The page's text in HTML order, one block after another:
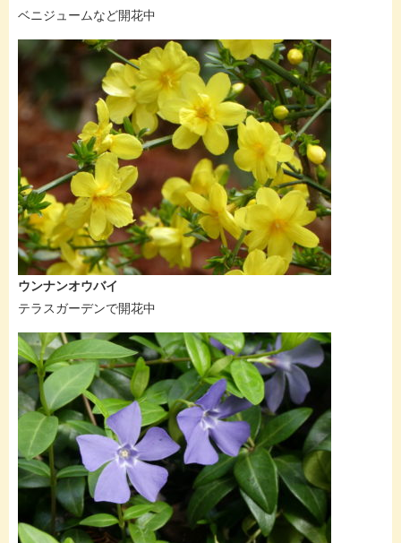
ベニジュームなど開花中
ウンナンオウバイ
テラスガーデンで開花中